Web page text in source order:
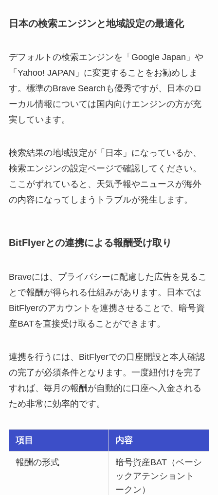
日本の検索エンジンと地域設定の最適化
デフォルトの検索エンジンを「Google Japan」や
「Yahoo! JAPAN」に変更することをお勧めしま
す。標準のBrave Searchも優秀ですが、日本のロ
ーカル情報については国内向けエンジンの方が充
実しています。
検索結果の地域設定が「日本」になっているか、
検索エンジンの設定ページで確認してください。
ここがずれていると、天気予報やニュースが海外
の内容になってしまうトラブルが発生します。
BitFlyerとの連携による報酬受け取り
Braveには、プライバシーに配慮した広告を見るこ
とで報酬が得られる仕組みがあります。日本では
BitFlyerのアカウントを連携させることで、暗号資
産BATを直接受け取ることができます。
連携を行うには、BitFlyerでの口座開設と本人確認
の完了が必須条件となります。一度紐付けを完了
すれば、毎月の報酬が自動的に口座へ入金される
ため非常に効率的です。
項目 内容
報酬の形式
暗号資産BAT（ベーシ
ックアテンショント
ークン）